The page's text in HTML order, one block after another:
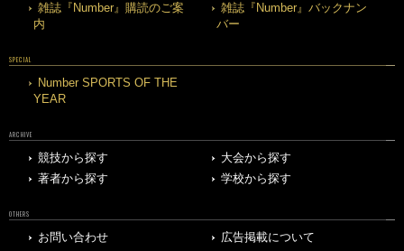
雑誌『Number』購読のご案
内
雑誌『Number』バックナン
バー
SPECIAL
Number SPORTS OF THE
YEAR
ARCHIVE
競技から探す
大会から探す
著者から探す
学校から探す
OTHERS
お問い合わせ
広告掲載について